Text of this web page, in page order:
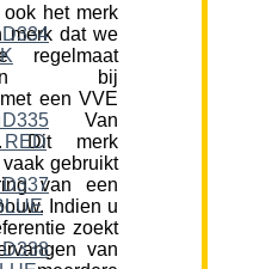
het merk
merk dat we
regelmaat
bij
een VVE
Van
Dit merk
gebruikt
van een
Indien u
zoekt
van